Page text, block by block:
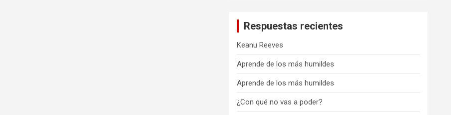
Respuestas recientes
Keanu Reeves
Aprende de los más humildes
Aprende de los más humildes
¿Con qué no vas a poder?